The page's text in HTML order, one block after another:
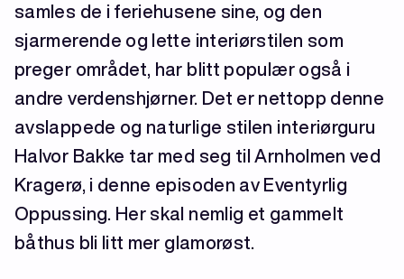
samles de i feriehusene sine, og den
sjarmerende og lette interiørstilen som
preger området, har blitt populær også i
andre verdenshjørner. Det er nettopp denne
avslappede og naturlige stilen interiørguru
Halvor Bakke tar med seg til Arnholmen ved
Kragerø, i denne episoden av Eventyrlig
Oppussing. Her skal nemlig et gammelt
båthus bli litt mer glamorøst.